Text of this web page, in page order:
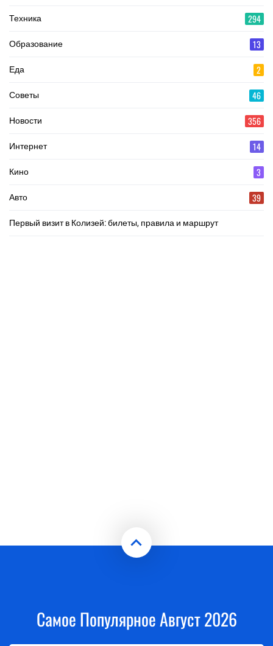
Техника 294
Образование 13
Еда 2
Советы 46
Новости 356
Интернет 14
Кино 3
Авто 39
Первый визит в Колизей: билеты, правила и маршрут
Самое Популярное Август 2026